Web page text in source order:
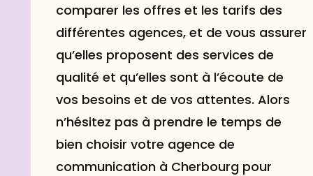
comparer les offres et les tarifs des
différentes agences, et de vous assurer
qu’elles proposent des services de
qualité et qu’elles sont à l’écoute de
vos besoins et de vos attentes. Alors
n’hésitez pas à prendre le temps de
bien choisir votre agence de
communication à Cherbourg pour